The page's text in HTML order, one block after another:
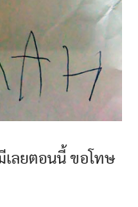
เลยตอนนี้ ขอโทษ